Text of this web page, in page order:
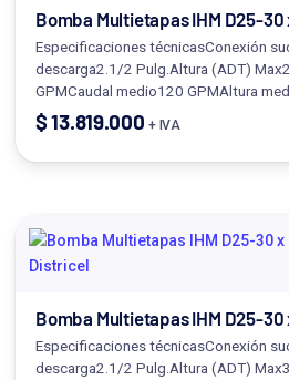
Bomba Multietapas IHM D25-30
Especificaciones técnicasConexión
descarga2.1/2 Pulg.Altura (ADT)
GPMCaudal medio120 GPMAltura
$13.819.000 + IVA
Bomba Multietapas IHM D25-30
Especificaciones técnicasConexión
descarga2.1/2 Pulg.Altura (ADT)